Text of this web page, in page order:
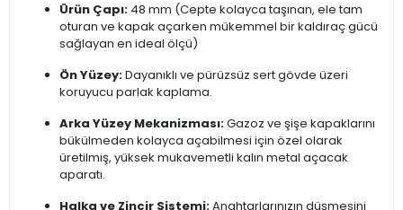
Ürün Çapı: 48 mm (Cepte kolayca taşınan, ele tam
oturan ve kapak açarken mükemmel bir kaldıraç gücü
sağlayan en ideal ölçü)
Ön Yüzey:Dayanıklı ve pürüzsüz sert gövde üzeri
koruyucu parlak kaplama.
Arka Yüzey Mekanizması:Gazoz ve şişe kapaklarını
bükülmeden kolayca açabilmesi için özel olarak
üretilmiş, yüksek mukavemetli kalın metal açacak
aparatı.
Halka ve Zincir Sistemi:Anahtarlarınızın düşmesini